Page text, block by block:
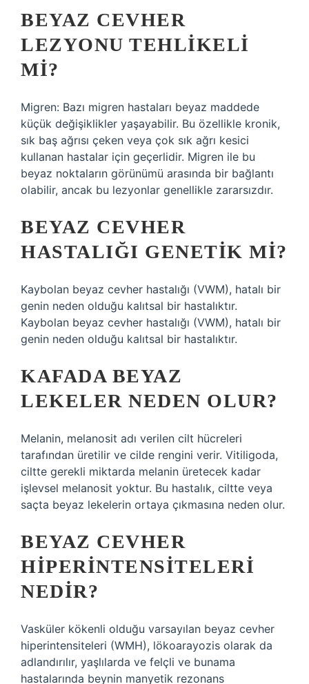
BEYAZ CEVHER
LEZYONU TEHLIKELI
MI?
Migren: Bazı migren hastaları beyaz maddede
küçük değişiklikler yaşayabilir. Bu özellikle kronik,
sık baş ağrısı çeken veya çok sık ağrı kesici
kullanan hastalar için geçerlidir. Migren ile bu
beyaz noktaların görünümü arasında bir bağlantı
olabilir, ancak bu lezyonlar genellikle zararsızdır.
BEYAZ CEVHER
HASTALIĞI GENETIK MI?
Kaybolan beyaz cevher hastalığı (VWM), hatalı bir
genin neden olduğu kalıtsal bir hastalıktır.
Kaybolan beyaz cevher hastalığı (VWM), hatalı bir
genin neden olduğu kalıtsal bir hastalıktır.
KAFADA BEYAZ
LEKELER NEDEN OLUR?
Melanin, melanosit adı verilen cilt hücreleri
tarafından üretilir ve cilde rengini verir. Vitiligoda,
ciltte gerekli miktarda melanin üretecek kadar
işlevsel melanosit yoktur. Bu hastalık, ciltte veya
saçta beyaz lekelerin ortaya çıkmasına neden olur.
BEYAZ CEVHER
HIPERINTENSITELERI
NEDIR?
Vasküler kökenli olduğu varsayılan beyaz cevher
hiperintensiteleri (WMH), lökoarayozis olarak da
adlandırılır, yaşlılarda ve felçli ve bunama
hastalarında beynin manyetik rezonans